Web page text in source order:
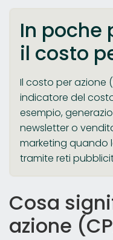
In poche
il costo
Il costo per azione
indicatore del
esempio,
newsletter o
marketing quando
tramite reti
Cosa
azione